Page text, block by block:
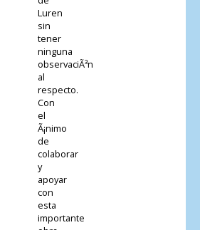
Luren
sin
tener
ninguna
observaciÃ³n
al
respecto.
Con
el
Ã¡nimo
de
colaborar
y
apoyar
con
esta
importante